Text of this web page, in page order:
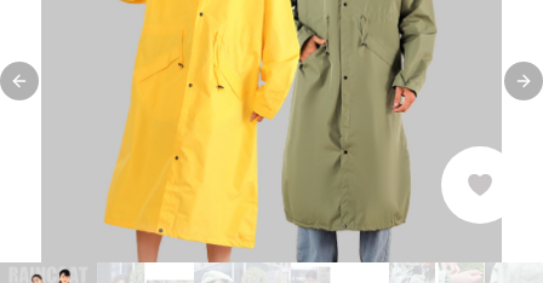
Previous slide